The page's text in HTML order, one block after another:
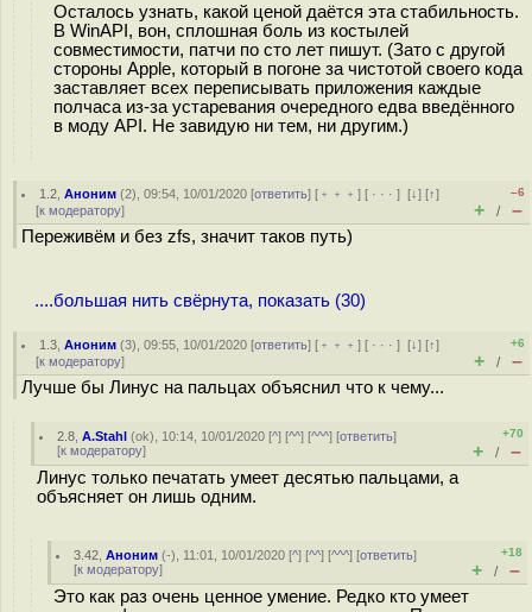
Осталось узнать, какой ценой даётся эта стабильность.
В WinAPI, вон, сплошная боль из костылей
совместимости, патчи по сто лет пишут. (Зато с другой
стороны Apple, который в погоне за чистотой своего кода
заставляет всех переписывать приложения каждые
полчаса из-за устаревания очередного едва введённого
в моду API. Не завидую ни тем, ни другим.)
1.2 ,Аноним (2), 09:54, 10/01/2020 [ответить] [ ﹢﹢﹢] [ · · ·][↓] [↑]
[к модератору]
–6
+ / –
Переживём и без zfs, значит таков путь)
....большая нить свёрнута, показать (30)
1.3 ,Аноним (3), 09:55, 10/01/2020 [ответить] [ ﹢﹢﹢] [ · · ·][↓] [↑]
[к модератору]
+6
+ / –
Лучше бы Линус на пальцах объяснил что к чему...
2.8 ,A.Stahl (ok), 10:14, 10/01/2020 [^] [^^] [^^^] [ответить]
[к модератору]
+70
+ / –
Линус только печатать умеет десятью пальцами, а
объясняет он лишь одним.
3.42 ,Аноним (-), 11:01, 10/01/2020 [^] [^^] [^^^] [ответить]
[к модератору]
+18
+ / –
Это как раз очень ценное умение. Редко кто умеет